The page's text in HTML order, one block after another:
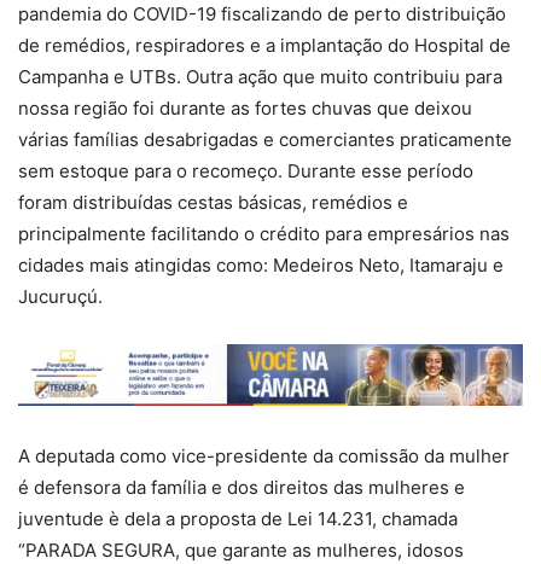
pandemia do COVID-19 fiscalizando de perto distribuição
de remédios, respiradores e a implantação do Hospital de
Campanha e UTBs. Outra ação que muito contribuiu para
nossa região foi durante as fortes chuvas que deixou
várias famílias desabrigadas e comerciantes praticamente
sem estoque para o recomeço. Durante esse período
foram distribuídas cestas básicas, remédios e
principalmente facilitando o crédito para empresários nas
cidades mais atingidas como: Medeiros Neto, Itamaraju e
Jucuruçú.
A deputada como vice-presidente da comissão da mulher
é defensora da família e dos direitos das mulheres e
juventude è dela a proposta de Lei 14.231, chamada
“PARADA SEGURA, que garante as mulheres, idosos